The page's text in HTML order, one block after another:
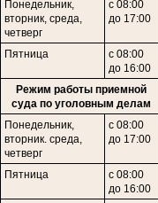
Понедельник,
вторник, среда,
четверг
с 08:00
до 17:00
Пятница
с 08:00
до 16:00
Режим работы приемной
суда по уголовным делам
Понедельник,
вторник. среда,
четверг
с 08:00
до 17:00
Пятница
с 08:00
до 16:00